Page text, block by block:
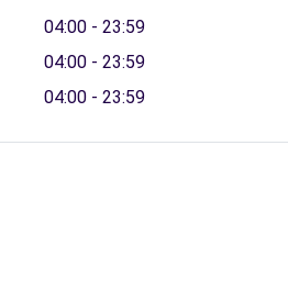
04:00 - 23:59
04:00 - 23:59
04:00 - 23:59